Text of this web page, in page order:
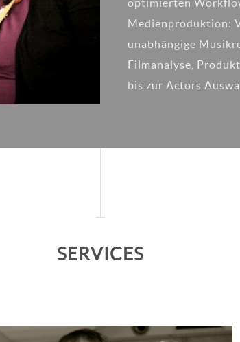
optimierten
Medienproduktion:
unabhängige
Filmanalyse,
bis zur Actors
SERVICES